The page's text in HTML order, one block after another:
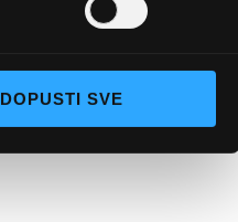
DOPUSTI SVE